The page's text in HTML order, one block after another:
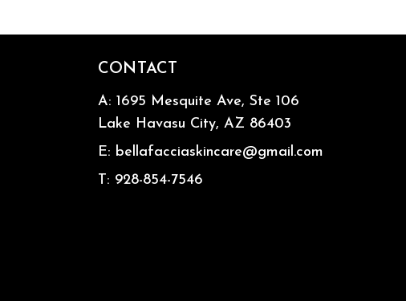
CONTACT
A: 1695 Mesquite Ave, Ste 106
Lake Havasu City, AZ 86403
E: bellafacciaskincare@gmail.com
T: 928-854-7546